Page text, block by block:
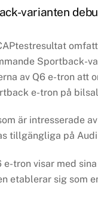
varianten
Sportback-
av Q6 e-tron att
e-tron på
är intresserade
tillgängliga på
e-tron visar med
etablerar sig som